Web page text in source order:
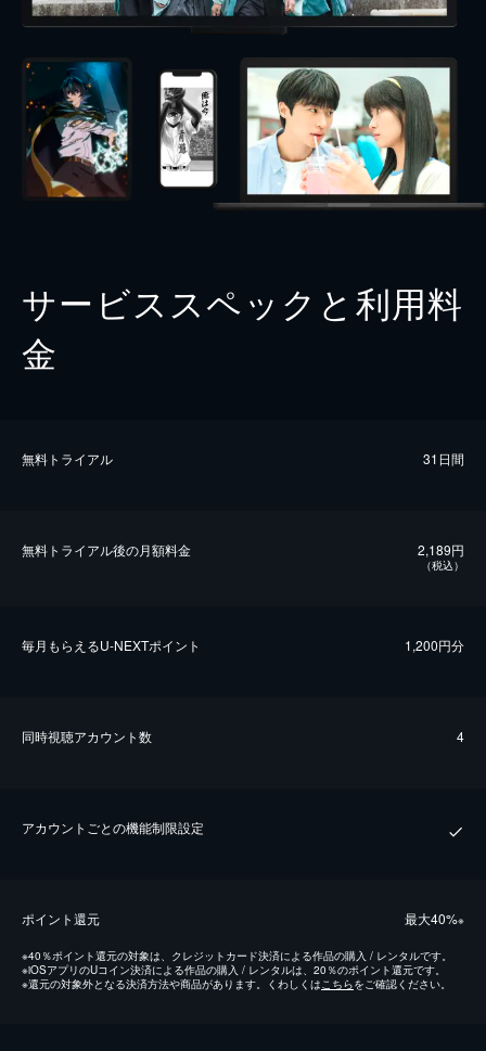
サービススペックと利用料
金
無料トライアル 31日間
無料トライアル後の⽉額料金 2,189円
（税込）
毎⽉もらえるU-NEXTポイント 1,200円分
同時視聴アカウント数 4
アカウントごとの機能制限設定
ポイント還元 最⼤40%※
※40％ポイント還元の対象は、クレジットカード決済による作品の購入 / レンタルです。
※iOSアプリのUコイン決済による作品の購入 / レンタルは、20％のポイント還元です。
※還元の対象外となる決済方法や商品があります。くわしくは こちらをご確認ください。